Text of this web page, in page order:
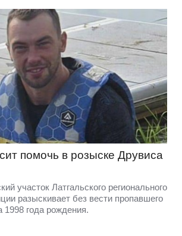
помочь в розыске Друвиса
участок Латгальского регионального
разыскивает без вести пропавшего
1998 года рождения.